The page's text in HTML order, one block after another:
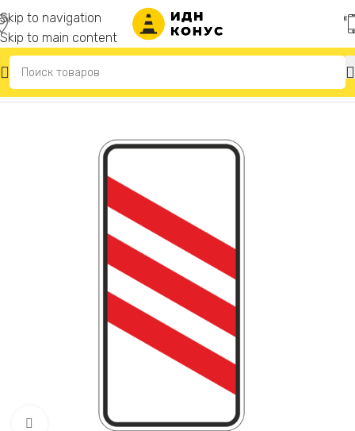
Skip to navigation
Skip to main content
Главная Дорожные знаки
Нажмите, чтобы увеличить